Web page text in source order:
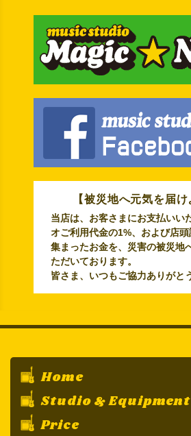
【被災地へ元気を届け
当店は、お客さまにお支払いい
オご利用代金の1%、および店
集まったお金を、災害の被災地
ただいております。
皆さま、いつもご協力ありがと
Home
Studio & Equipment
Price